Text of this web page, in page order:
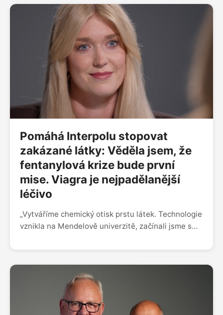
Pomáhá Interpolu stopovat
zakázané látky: Věděla jsem, že
fentanylová krize bude první
mise. Viagra je nejpadělanější
léčivo
„Vytváříme chemický otisk prstu látek. Technologie
vznikla na Mendelově univerzitě, začínali jsme s
gumovými medvídky. Pak za námi přišla česká
látkami. Když nás vzali s sebou do Interpolu a viděli
jsme fentanylovou krizi, věděla jsem, že to bude
naše první mise,“ říká CEO a spoluzakladatelka
start-upu Lightly Monika Štěpánová. „Jako další